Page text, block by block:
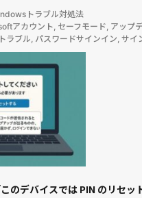
トラブル対処法
アカウント, セーフモード, アップ
ラブル, パスワードサインイン, サイ
のデバイスでは PIN のリセッ